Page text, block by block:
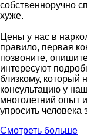
собственноручно
хуже.
Цены у нас в
правило, первая
позвоните,
интересуют
близкому, который
консультацию у
многолетний опыт
упросить человека
Смотреть больше